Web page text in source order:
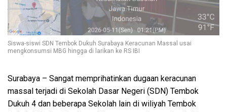
Siswa-siswi SDN Tembok Dukuh Surabaya Keracunan Massal usai
mengkonsumsi MBG hingga di larikan ke RS IBI
Surabaya – Sangat memprihatinkan dugaan keracunan
massal terjadi di Sekolah Dasar Negeri (SDN) Tembok
Dukuh 4 dan beberapa Sekolah lain di wiliyah Tembok